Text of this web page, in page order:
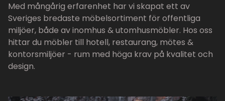
Med mångårig erfarenhet har vi skapat ett av
Sveriges bredaste möbelsortiment för offentliga
miljöer, både av inomhus & utomhusmöbler. Hos oss
hittar du möbler till hotell, restaurang, mötes &
kontorsmiljöer - rum med höga krav på kvalitet och
design.